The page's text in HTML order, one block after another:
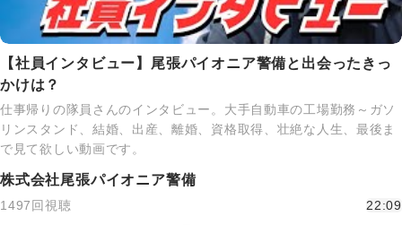
【社員インタビュー】尾張パイオニア警備と出会ったきっ
かけは？
仕事帰りの隊員さんのインタビュー。大手自動車の工場勤務～ガソ
リンスタンド、結婚、出産、離婚、資格取得、壮絶な人生、最後ま
で見て欲しい動画です。
株式会社尾張パイオニア警備
1497回視聴 22:09